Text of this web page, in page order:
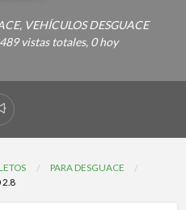
, VEHÍCULOS DESGUACE
vistas totales, 0 hoy
PARA DESGUACE
2.8